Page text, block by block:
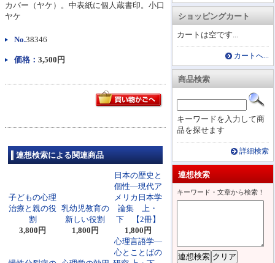
ショッピングカート
カートは空です...
カートへ...
商品検索
キーワードを入力して商
品を探せます
詳細検索
連想検索
キーワード・文章から検索！
カバー（ヤケ）。中表紙に個人蔵書印。小口
ヤケ
No.38346
価格： 3,500円
連想検索による関連商品
子どもの心理
治療と親の役
割
3,800円
乳幼児教育の
新しい役割
1,800円
日本の歴史と
個性―現代ア
メリカ日本学
論集 上・
下 【2冊】
1,800円
心理言語学―
心とことばの